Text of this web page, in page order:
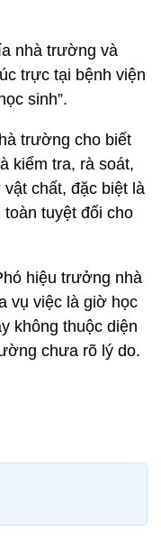
nhà trường và
trực tại bệnh viện
sinh”.
trường cho biết
kiểm tra, rà soát,
chất, đặc biệt là
tuyệt đối cho
hiệu trưởng nhà
vụ việc là giờ học
không thuộc diện
chưa rõ lý do.